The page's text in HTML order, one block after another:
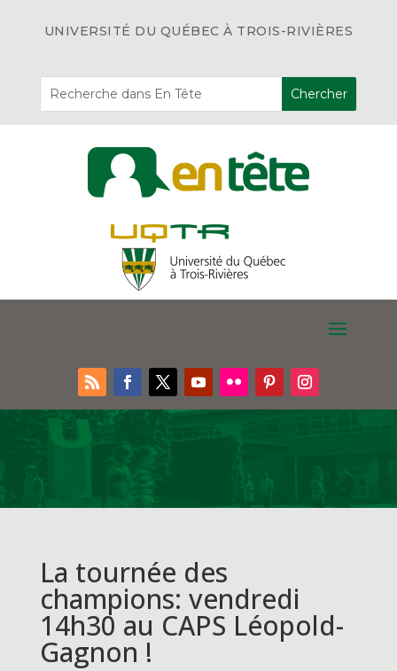
UNIVERSITÉ DU QUÉBEC À TROIS-RIVIÈRES
La tournée des
champions: vendredi
14h30 au CAPS Léopold-
Gagnon !